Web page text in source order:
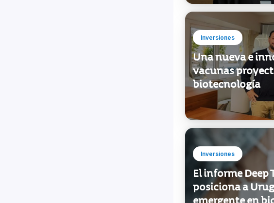
Una nueva e
vacunas
biotecnología
El informe Deep
posiciona a
emergente en
agroinnovación